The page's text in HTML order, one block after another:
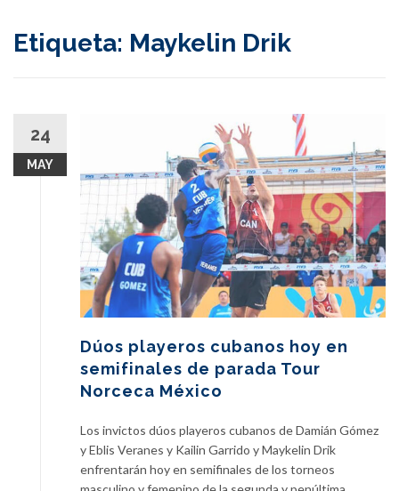
Etiqueta: Maykelin Drik
24
MAY
Dúos playeros cubanos hoy en
semifinales de parada Tour
Norceca México
Los invictos dúos playeros cubanos de Damián Gómez
y Eblis Veranes y Kailin Garrido y Maykelin Drik
enfrentarán hoy en semifinales de los torneos